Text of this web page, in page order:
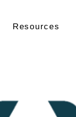
Resources